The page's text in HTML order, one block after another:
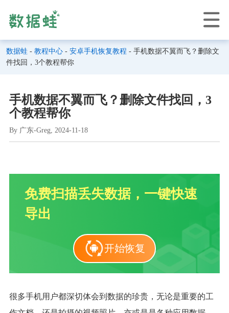
数据蛙 - 教程中心 - 安卓手机恢复教程 - 手机数据不翼而飞？删除文
件找回，3个教程帮你
手机数据不翼而飞？删除文件找回，3
个教程帮你
By 广东-Greg, 2024-11-18
免费扫描丢失数据，一键快速
导出
开始恢复
很多手机用户都深切体会到数据的珍贵，无论是重要的工